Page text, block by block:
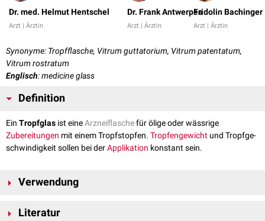
Dr. med. Helmut Hentschel
Arzt | Ärztin
Dr. Frank Antwerpes
Arzt | Ärztin
Fridolin Bachinger
Arzt | Ärztin
Synonyme: Tropfflasche, Vitrum guttatorium, Vitrum patentatum,
Vitrum rostratum
Englisch: medicine glass
Definition
Ein Tropfglas ist eineArzneiflaschefür ölige oder wässrige
Zubereitungen mit einem Tropfstopfen. Tropfengewicht und Tropfge­
schwindigkeit sollen bei derApplikation konstant sein.
Verwendung
verwendet.
Literatur